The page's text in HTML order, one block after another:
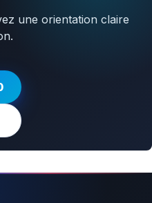
une orientation claire